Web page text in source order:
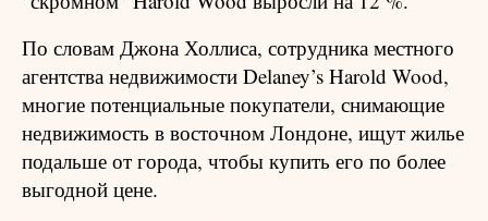
По словам Джона Холлиса, сотрудника местного
агентства недвижимости Delaney’s Harold Wood,
многие потенциальные покупатели, снимающие
недвижимость в восточном Лондоне, ищут жилье
подальше от города, чтобы купить его по более
выгодной цене.